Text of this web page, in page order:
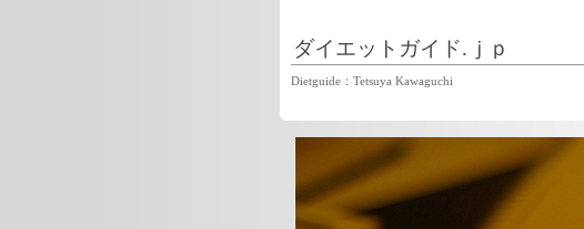
ダイエットガイド.ｊｐ
Dietguide：Tetsuya Kawaguchi